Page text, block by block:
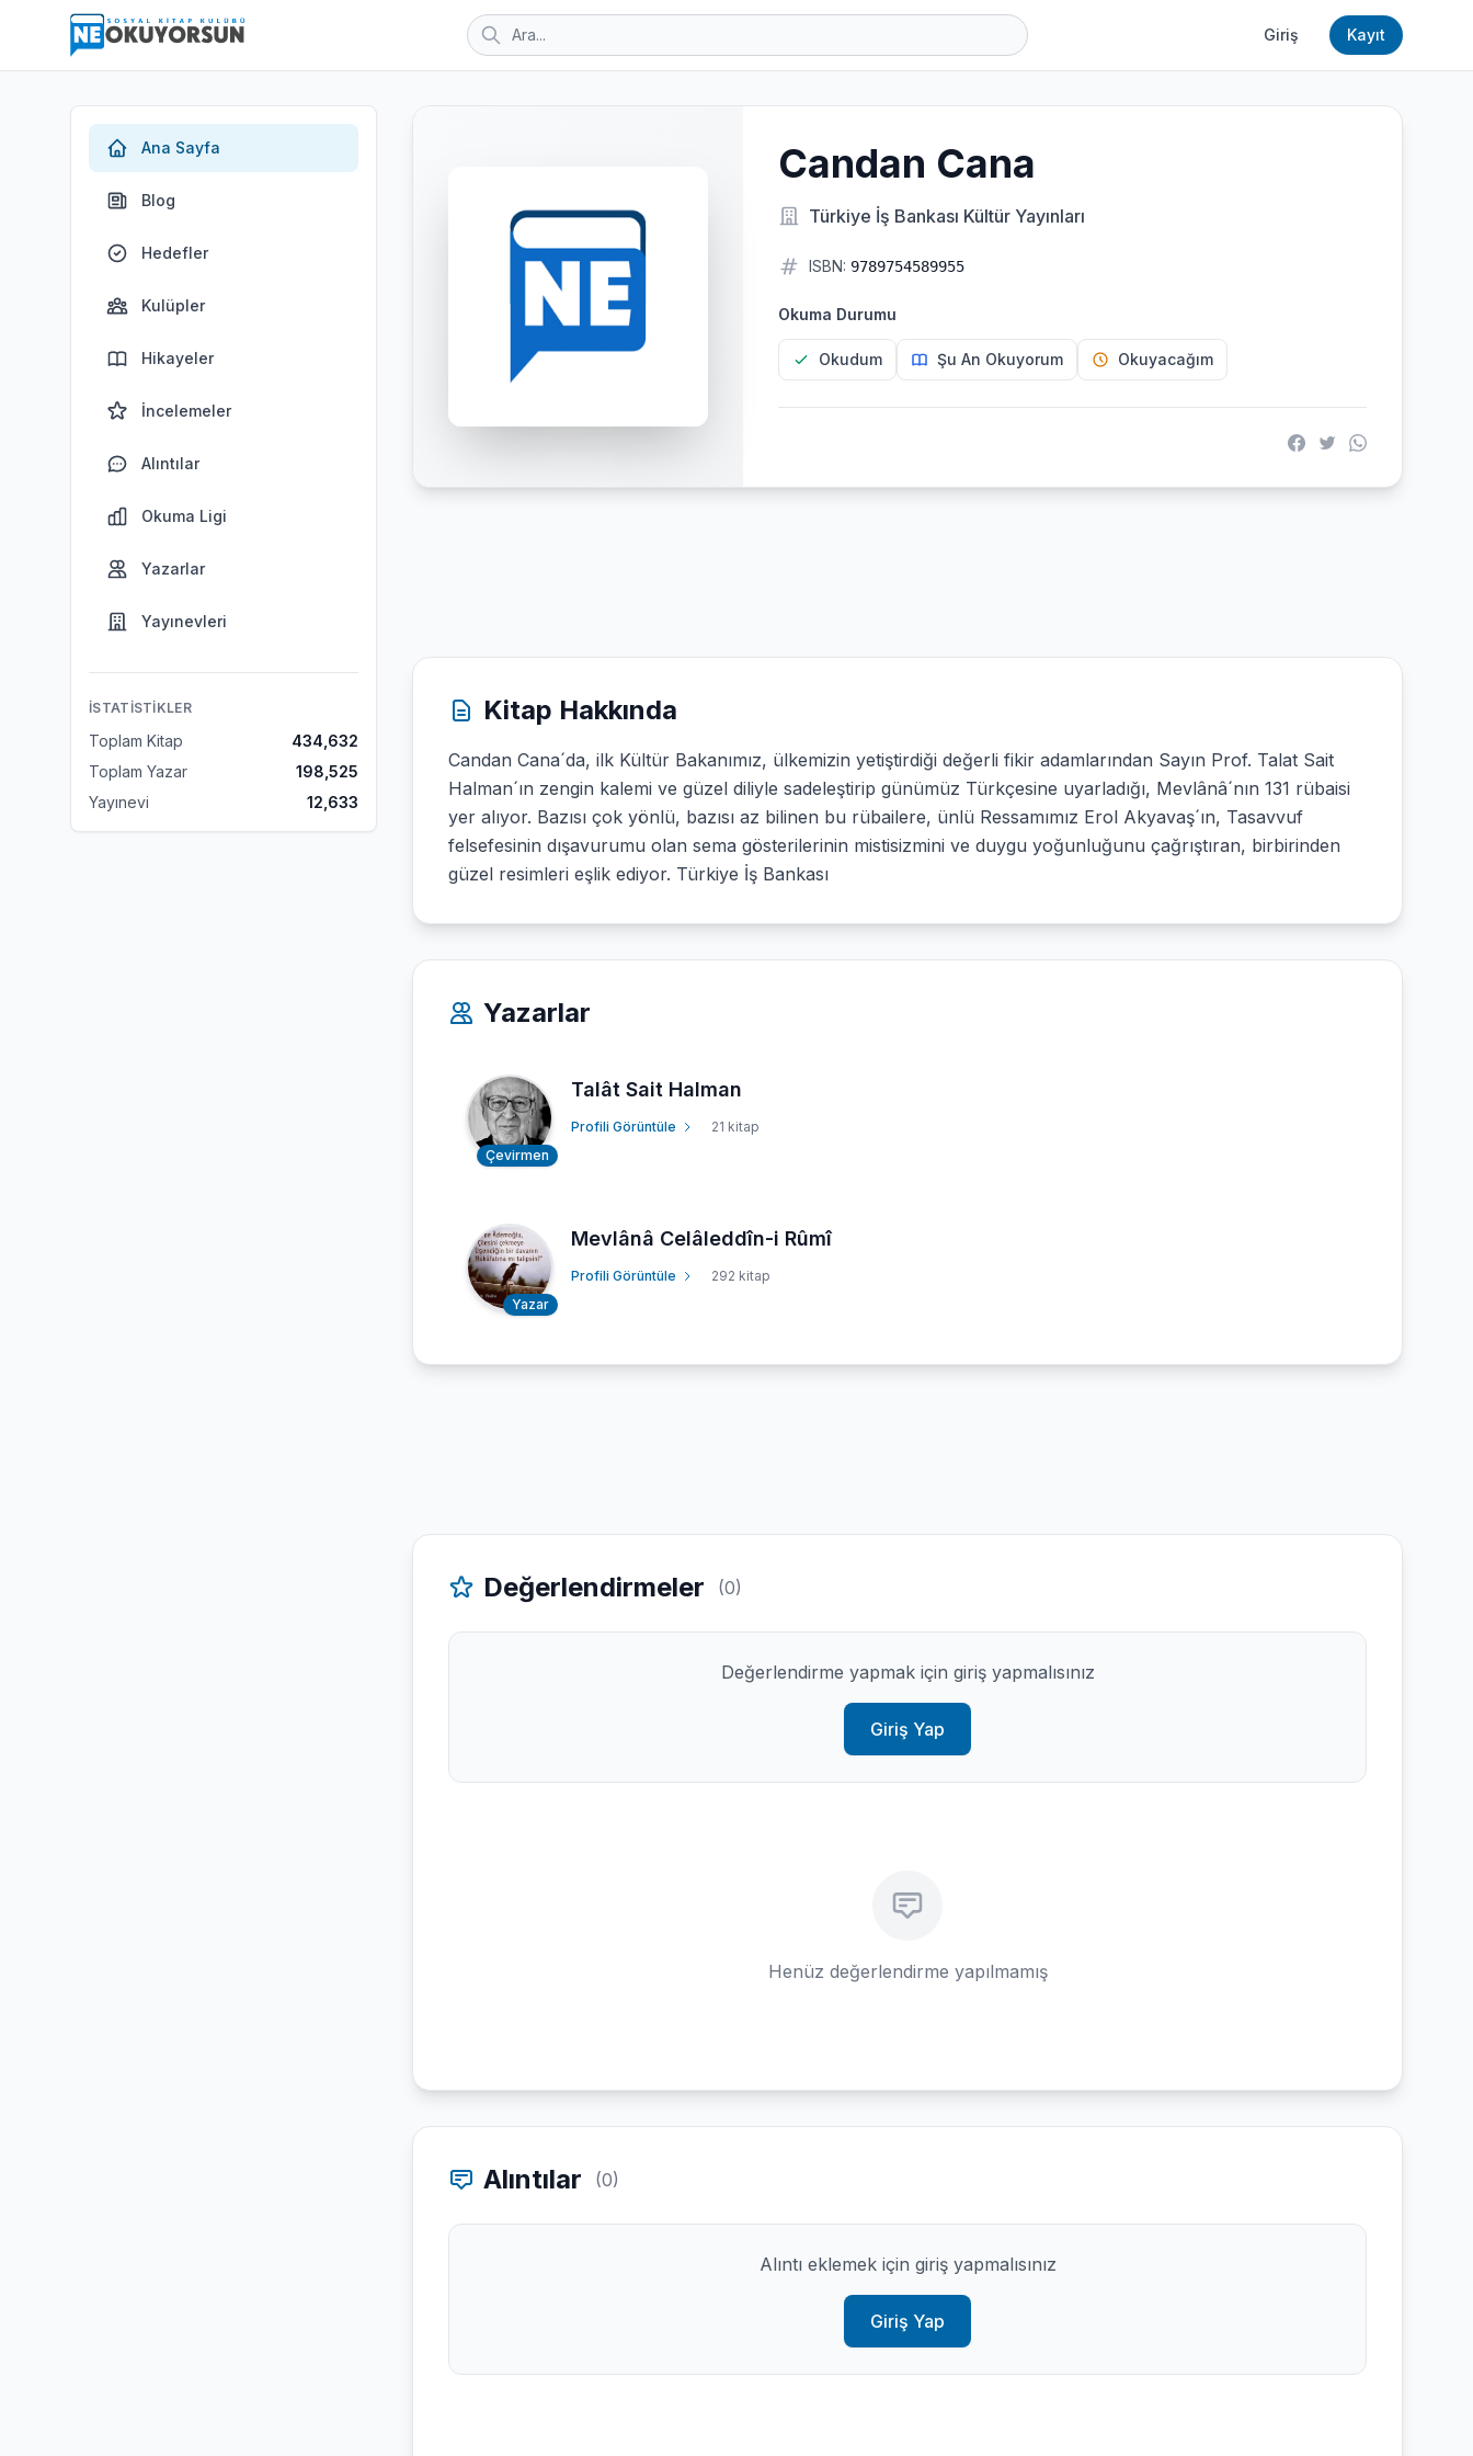
Giriş Kayıt
Ana Sayfa
Blog
Hedefler
Kulüpler
Hikayeler
İncelemeler
Alıntılar
Okuma Ligi
Yazarlar
Yayınevleri
İSTATISTIKLER
Toplam Kitap
434,632
Toplam Yazar
198,525
Yayınevi
12,633
Candan Cana
Türkiye İş Bankası Kültür Yayınları
ISBN: 9789754589955
Okuma Durumu
Okudum Şu An Okuyorum Okuyacağım
Kitap Hakkında
Candan Cana´da, ilk Kültür Bakanımız, ülkemizin yetiştirdiği değerli fikir adamlarından Sayın Prof. Talat Sait
Halman´ın zengin kalemi ve güzel diliyle sadeleştirip günümüz Türkçesine uyarladığı, Mevlânâ´nın 131 rübaisi
yer alıyor. Bazısı çok yönlü, bazısı az bilinen bu rübailere, ünlü Ressamımız Erol Akyavaş´ın, Tasavvuf
felsefesinin dışavurumu olan sema gösterilerinin mistisizmini ve duygu yoğunluğunu çağrıştıran, birbirinden
güzel resimleri eşlik ediyor. Türkiye İş Bankası
Yazarlar
Çevirmen
Talât Sait Halman
Profili Görüntüle 21 kitap
Yazar
Mevlânâ Celâleddîn-i Rûmî
Profili Görüntüle 292 kitap
Değerlendirmeler (0)
Değerlendirme yapmak için giriş yapmalısınız
Giriş Yap
Henüz değerlendirme yapılmamış
Alıntılar (0)
Alıntı eklemek için giriş yapmalısınız
Giriş Yap